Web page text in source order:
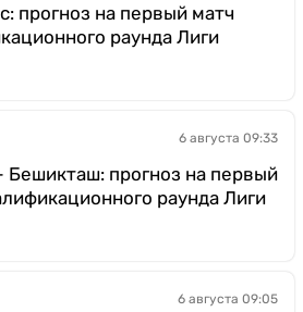
прогноз на первый матч
раунда Лиги
6 августа 09:33
Бешикташ: прогноз на первый
раунда Лиги
6 августа 09:05